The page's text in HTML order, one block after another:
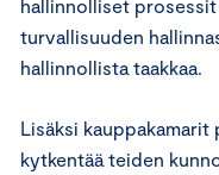
hallinnolliset
turvallisuuden
hallinnollista taakkaa.
Lisäksi
kytkentää teiden